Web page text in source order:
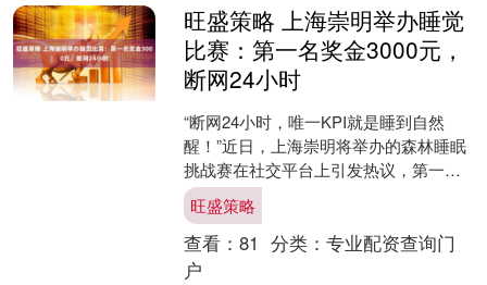
旺盛策略 上海崇明举办睡觉
比赛：第一名奖金3000元，
断网24小时
“断网24小时，唯一KPI就是睡到自然
醒！”近日，上海崇明将举办的森林睡眠
挑战赛在社交平台上引发热议，第一
名“睡神”奖金3000元，大家调侃这个比赛
是“躺着赚钱....
旺盛策略
查看： 81 分类： 专业配资查询门
户